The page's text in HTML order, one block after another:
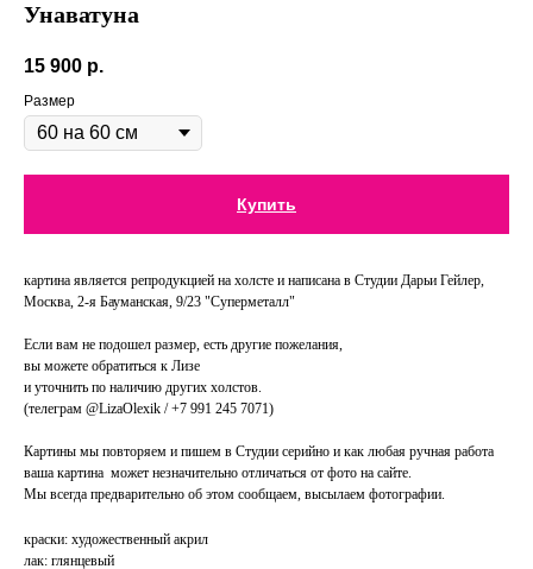
Унаватуна
15 900 р.
Размер
Купить
картина является репродукцией на холсте и написана в Студии Дарьи Гейлер,
Москва, 2-я Бауманская, 9/23 "Суперметалл"
Если вам не подошел размер, есть другие пожелания,
вы можете обратиться к Лизе
и уточнить по наличию других холстов.
(телеграм @LizaOlexik / +7 991 245 7071)
Картины мы повторяем и пишем в Студии серийно и как любая ручная работа
ваша картина может незначительно отличаться от фото на сайте.
Мы всегда предварительно об этом сообщаем, высылаем фотографии.
краски: художественный акрил
лак: глянцевый